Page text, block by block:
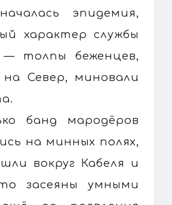
эпидемия,
характер службы
— толпы беженцев,
Север, миновали
банд мародёров
на минных полях,
вокруг Кабеля и
засеяны умными